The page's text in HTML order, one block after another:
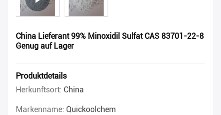
China Lieferant 99% Minoxidil Sulfat CAS 83701-22-8
Genug auf Lager
Produktdetails
Herkunftsort: China
Markenname: Quickoolchem